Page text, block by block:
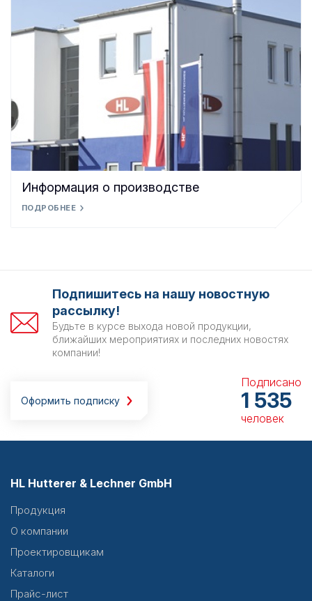
Информация о производстве
ПОДРОБНЕЕ
Подпишитесь на нашу новостную
рассылку!
Будьте в курсе выхода новой продукции,
ближайших мероприятиях и последних новостях
компании!
Оформить подписку
Подписано
1 535
человек
HL Hutterer & Lechner GmbH
Продукция
О компании
Проектировщикам
Каталоги
Прайс-лист